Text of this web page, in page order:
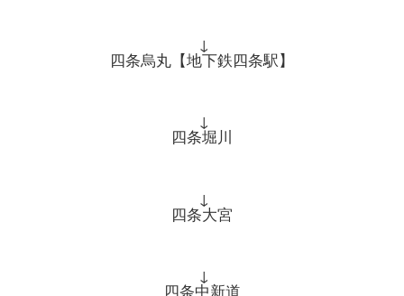
↓
四条烏丸【地下鉄四条駅】
↓
四条堀川
↓
四条大宮
↓
四条中新道